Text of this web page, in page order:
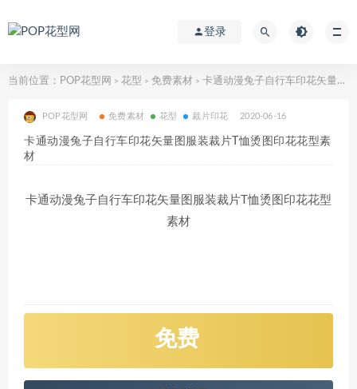
登录
当前位置： POP花型网 > 花型 > 免费素材 > 卡通动漫兔子自行车印花矢量图服装裁片T恤烫图印花花型素材
POP花型网 免费素材 花型 裁片印花 2020-06-16
卡通动漫兔子自行车印花矢量图服装裁片T恤烫图印花花型素
材
卡通动漫兔子自行车印花矢量图服装裁片T恤烫图印花花型
素材
免费